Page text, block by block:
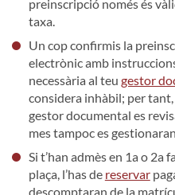
preinscripció només és
taxa.
Un cop confirmis la
electrònic amb
necessària al teu gestor
considera inhàbil; per
gestor documental es
mes tampoc es
Si t’han admès en 1a o 2a
plaça, l’has de reservar
descomptaran de la